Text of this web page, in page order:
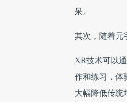
呆。
其次，随着元
XR技术可以
作和练习，体
大幅降低传统